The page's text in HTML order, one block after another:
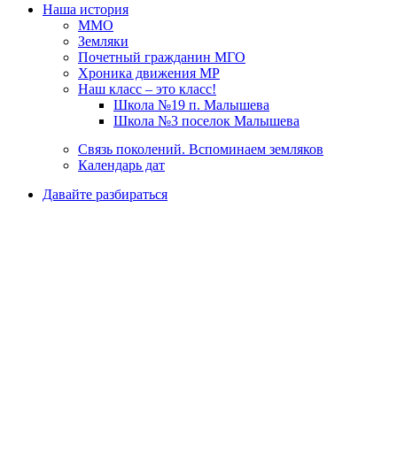
Наша история
ММО
Земляки
Почетный гражданин МГО
Хроника движения МР
Наш класс – это класс!
Школа №19 п. Малышева
Школа №3 поселок Малышева
Связь поколений. Вспоминаем земляков
Календарь дат
Давайте разбираться